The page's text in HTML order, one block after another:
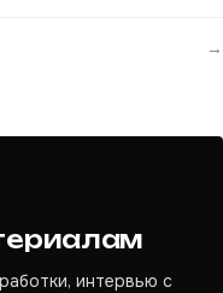
→
интервью с